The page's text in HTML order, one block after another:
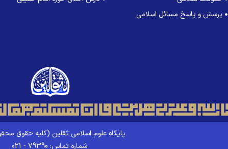
پرسش و پاسخ مسائل اسلامی
پایگاه علوم اسلامی ثقلین (کلیه حقوق
شماره تماس: 79390 - 021